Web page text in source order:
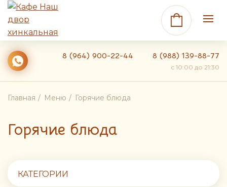
8 (964) 900-22-44 8 (988) 139-88-77
c 10:00 до 21:30
Главная Меню Горячие блюда
Горячие блюда
КАТЕГОРИИ